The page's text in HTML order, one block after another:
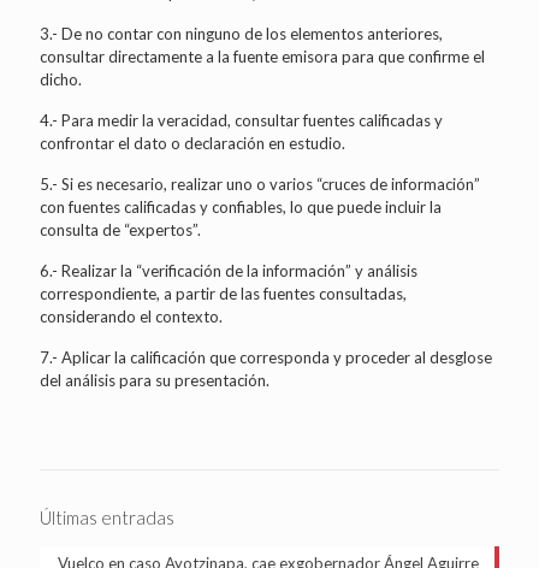
3.- De no contar con ninguno de los elementos anteriores,
consultar directamente a la fuente emisora para que confirme el
dicho.
4.- Para medir la veracidad, consultar fuentes calificadas y
confrontar el dato o declaración en estudio.
5.- Si es necesario, realizar uno o varios “cruces de información”
con fuentes calificadas y confiables, lo que puede incluir la
consulta de “expertos”.
6.- Realizar la “verificación de la información” y análisis
correspondiente, a partir de las fuentes consultadas,
considerando el contexto.
7.- Aplicar la calificación que corresponda y proceder al desglose
del análisis para su presentación.
Últimas entradas
Vuelco en caso Ayotzinapa, cae exgobernador Ángel Aguirre